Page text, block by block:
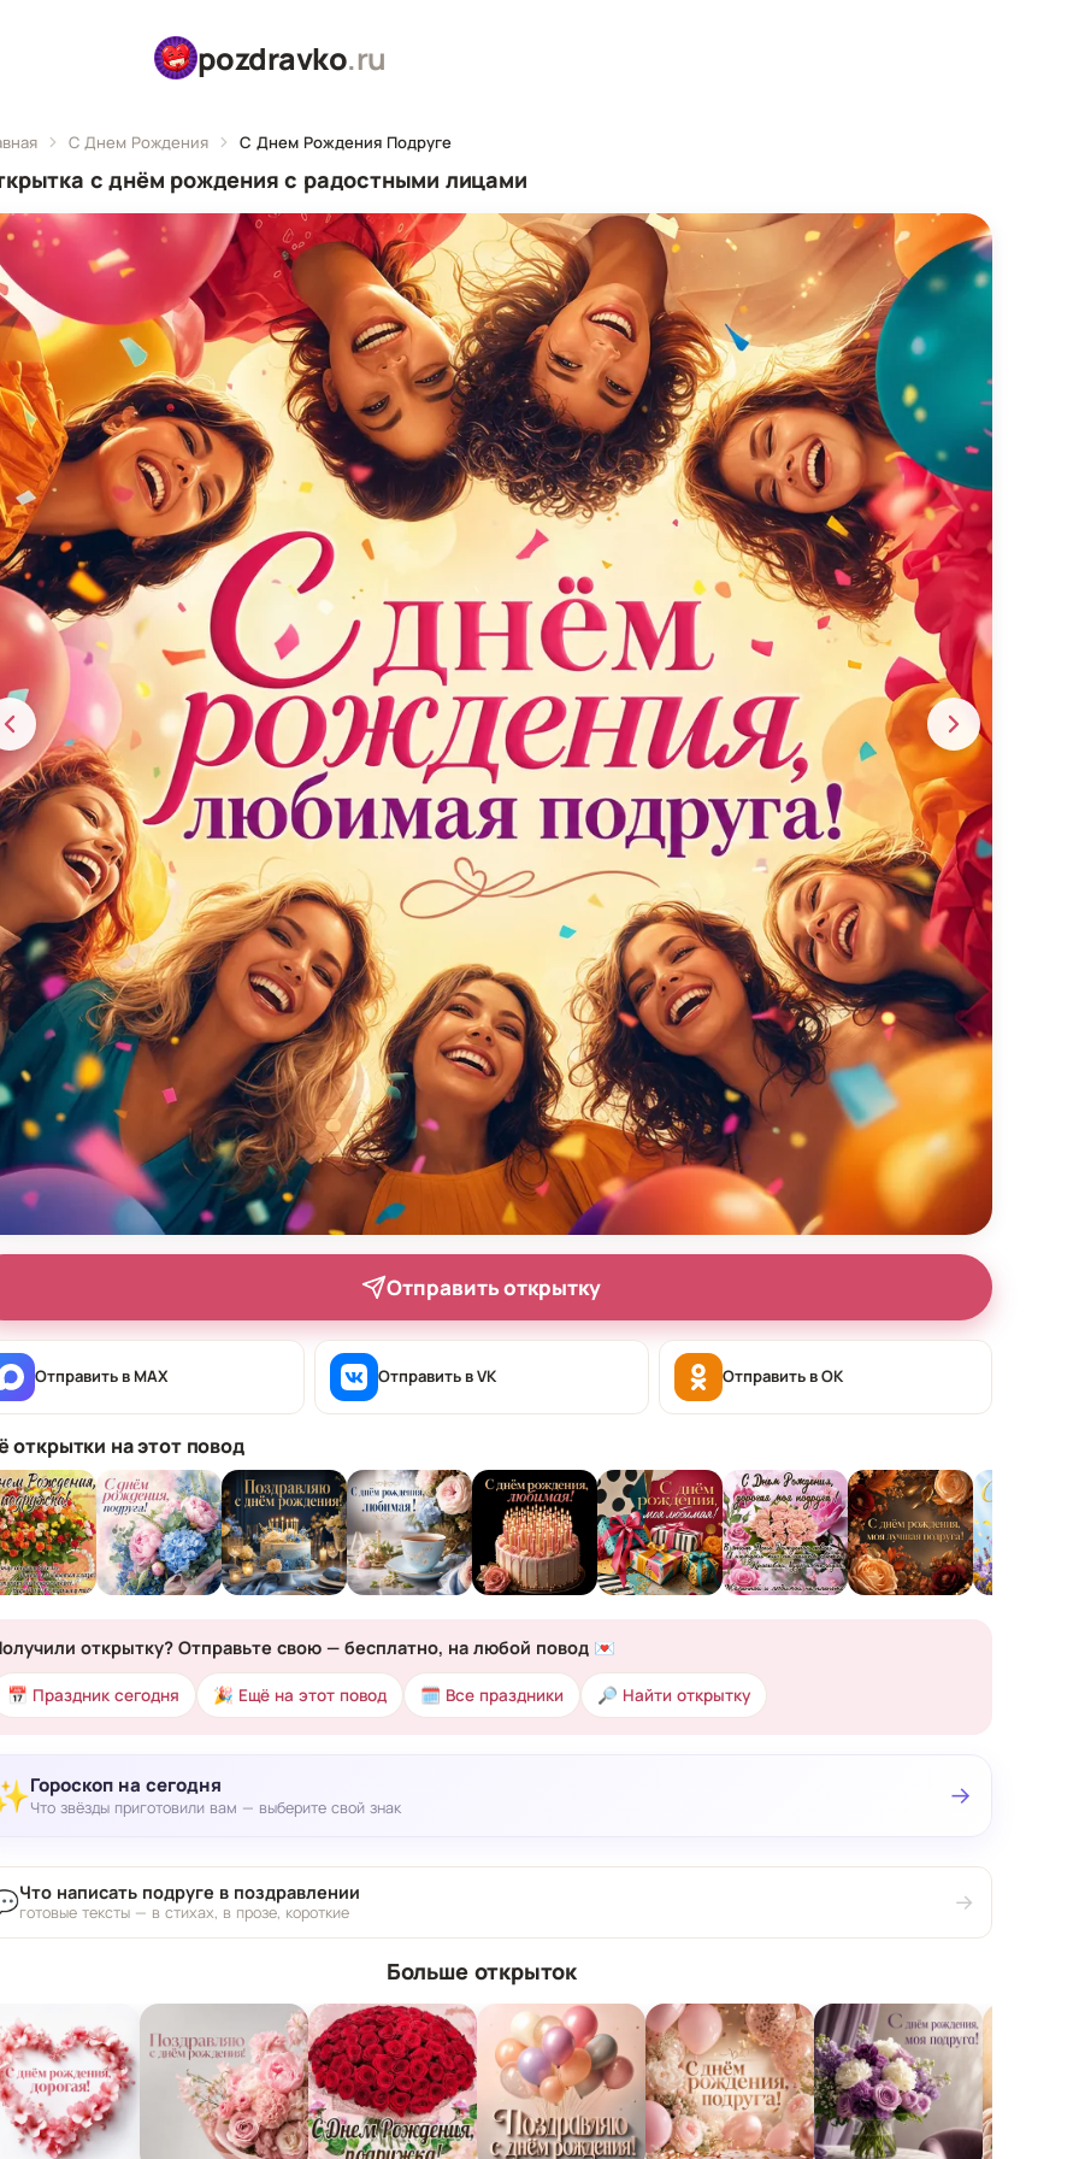
pozdravko.ru
С Днем Рождения С Днем Рождения Подруге
с днём рождения с радостными лицами
Отправить открытку
Отправить в MAX Отправить в VK Отправить в OK
открытки на этот повод
открытку? Отправьте свою — бесплатно, на любой повод 💌
📅 Праздник сегодня 🎉 Ещё на этот повод 🗓 Все праздники 🔎 Найти открытку
Гороскоп на сегодня
Что звёзды приготовили вам — выберите свой знак →
Что написать подруге в поздравлении
готовые тексты — в стихах, в прозе, короткие →
Больше открыток